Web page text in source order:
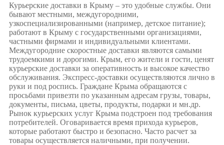
Курьерские доставки в Крыму – это удобные службы. Они
бывают местными, междугородними,
узкоспециализированными (например, детское питание);
работают в Крыму с государственными организациями,
частными фирмами и индивидуальными клиентами.
Междугородние скоростные доставки являются самыми
трудоемкими и дорогими. Крым, его жители и гости, ценят
курьерские доставки за оперативность и высокое качество
обслуживания. Экспресс-доставки осуществляются лично в
руки и под роспись. Граждане Крыма обращаются с
просьбами привезти по указанным адресам грузы, товары,
документы, письма, цветы, продукты, подарки и мн.др.
Рынок курьерских услуг Крыма подстроен под требования
потребителей. Оговаривается время прихода курьеров,
которые работают быстро и безопасно. Часто расчет за
товары осуществляется наличными, при получении.